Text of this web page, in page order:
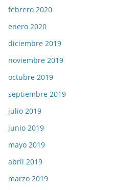
febrero 2020
enero 2020
diciembre 2019
noviembre 2019
octubre 2019
septiembre 2019
julio 2019
junio 2019
mayo 2019
abril 2019
marzo 2019